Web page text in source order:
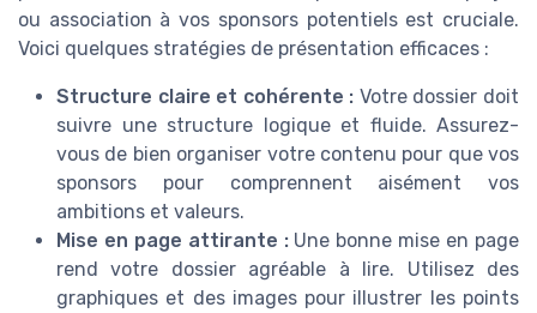
ou association à vos sponsors potentiels est cruciale.
Voici quelques stratégies de présentation efficaces :
Structure claire et cohérente : Votre dossier doit
suivre une structure logique et fluide. Assurez-
vous de bien organiser votre contenu pour que vos
sponsors pour comprennent aisément vos
ambitions et valeurs.
Mise en page attirante :Une bonne mise en page
rend votre dossier agréable à lire. Utilisez des
graphiques et des images pour illustrer les points